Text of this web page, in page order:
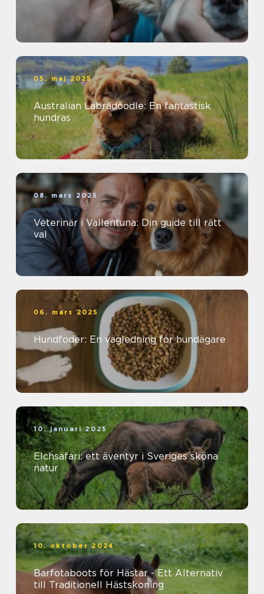
05. maj 2025
Australian Labradoodle: En fantastisk
hundras
08. mars 2025
Veterinär i Vallentuna: Din guide till rätt
val
06. mars 2025
Hundfoder: En vägledning för hundägare
10. januari 2025
Elchsafari: ett äventyr i Sveriges sköna
natur
10. oktober 2024
Barfotaboots för Hästar - Ett Alternativ
till Traditionell Hästskoning